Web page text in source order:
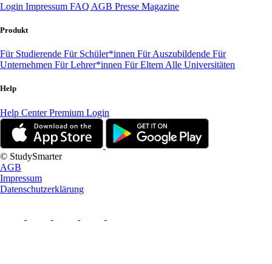
Login Impressum FAQ AGB Presse Magazine
Produkt
Für Studierende Für Schüler*innen Für Auszubildende Für
Unternehmen Für Lehrer*innen Für Eltern Alle Universitäten
Help
Help CenterPremium Login
© StudySmarter
AGB
Impressum
Datenschutzerklärung